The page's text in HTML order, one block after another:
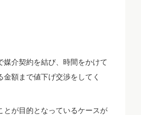
媒介契約を結び、時間をかけて
金額まで値下げ交渉をしてく
とが目的となっているケースが